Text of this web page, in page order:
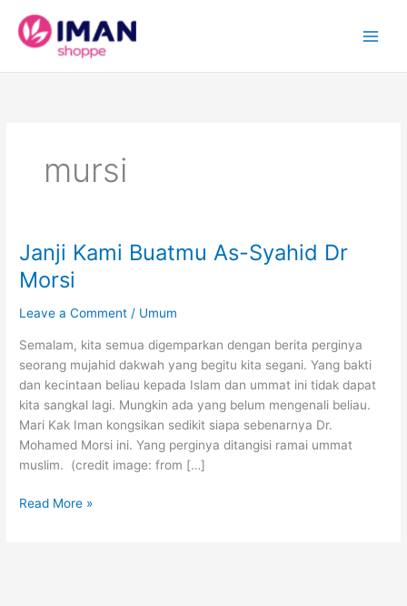
content
mursi
Janji Kami Buatmu As-Syahid Dr
Morsi
Leave a Comment / Umum
Semalam, kita semua digemparkan dengan berita perginya
seorang mujahid dakwah yang begitu kita segani. Yang bakti
dan kecintaan beliau kepada Islam dan ummat ini tidak dapat
kita sangkal lagi. Mungkin ada yang belum mengenali beliau.
Mari Kak Iman kongsikan sedikit siapa sebenarnya Dr.
Mohamed Morsi ini. Yang perginya ditangisi ramai ummat
muslim. (credit image: from […]
Janji
Read More »